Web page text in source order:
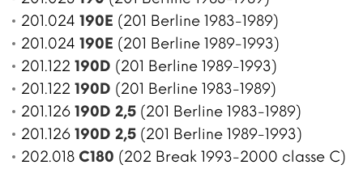
201.024 190E (201 Berline 1983-1989)
201.024 190E (201 Berline 1989-1993)
201.122 190D (201 Berline 1989-1993)
201.122 190D (201 Berline 1983-1989)
201.126 190D 2,5 (201 Berline 1983-1989)
201.126 190D 2,5 (201 Berline 1989-1993)
202.018 C180 (202 Break 1993-2000 classe C)